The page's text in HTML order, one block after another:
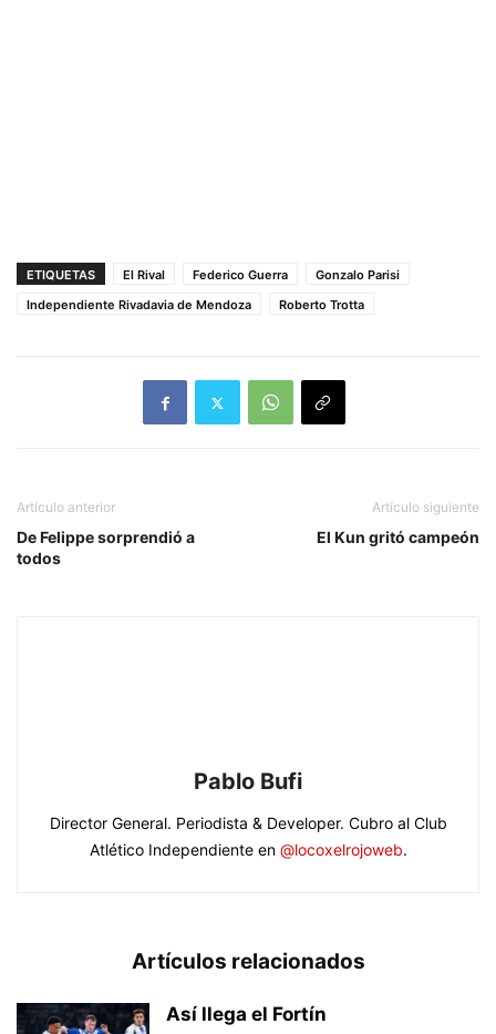
ETIQUETAS El Rival Federico Guerra
Gonzalo Parisi
Independiente Rivadavia de Mendoza
Roberto Trotta
Artículo anterior
De Felippe sorprendió a
todos
Artículo siguiente
El Kun gritó campeón
Pablo Bufi
Director General. Periodista & Developer. Cubro al Club
Atlético Independiente en @locoxelrojoweb.
Artículos relacionados
Así llega el Fortín